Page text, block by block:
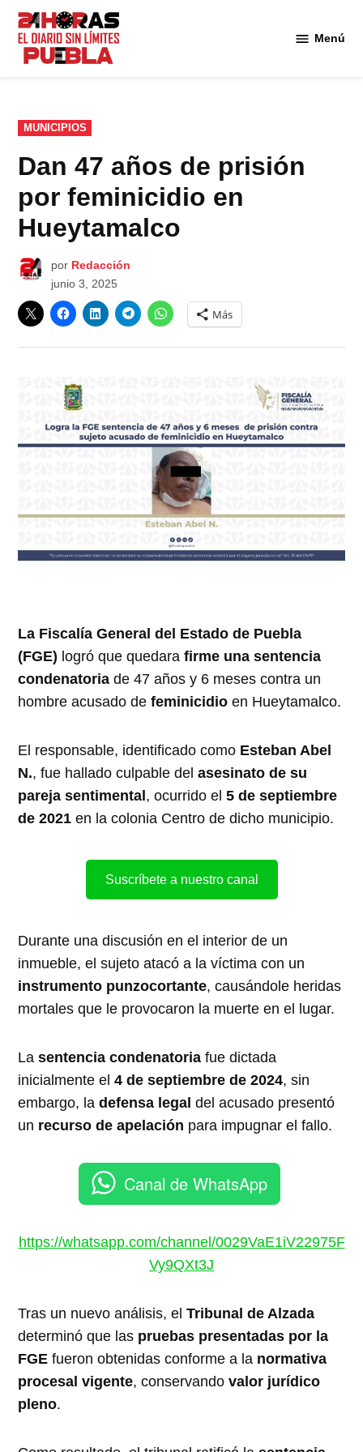
Saltar
contenido
Menú
PUBLICADO
EN
MUNICIPIOS
Dan 47 años de prisión
por feminicidio en
Hueytamalco
por Redacción
junio 3, 2025
Más
La Fiscalía General del Estado de Puebla
(FGE) logró que quedarafirme una sentencia
condenatoria de 47 años y 6 meses contra un
hombre acusado defeminicidio en Hueytamalco.
El responsable, identificado como Esteban Abel
N., fue hallado culpable delasesinato de su
pareja sentimental, ocurrido el5 de septiembre
de 2021 en la colonia Centro de dicho municipio.
Suscríbete a nuestro canal
Durante una discusión en el interior de un
inmueble, el sujeto atacó a la víctima con un
instrumento punzocortante, causándole heridas
mortales que le provocaron la muerte en el lugar.
Lasentencia condenatoria fue dictada
inicialmente el4 de septiembre de 2024, sin
embargo, ladefensa legal del acusado presentó
un recurso de apelación para impugnar el fallo.
Canal de WhatsApp
https://whatsapp.com/channel/0029VaE1iV22975F
Vy9QXt3J
Tras un nuevo análisis, elTribunal de Alzada
determinó que las pruebas presentadas por la
FGE fueron obtenidas conforme a la normativa
procesal vigente, conservandovalor jurídico
pleno.